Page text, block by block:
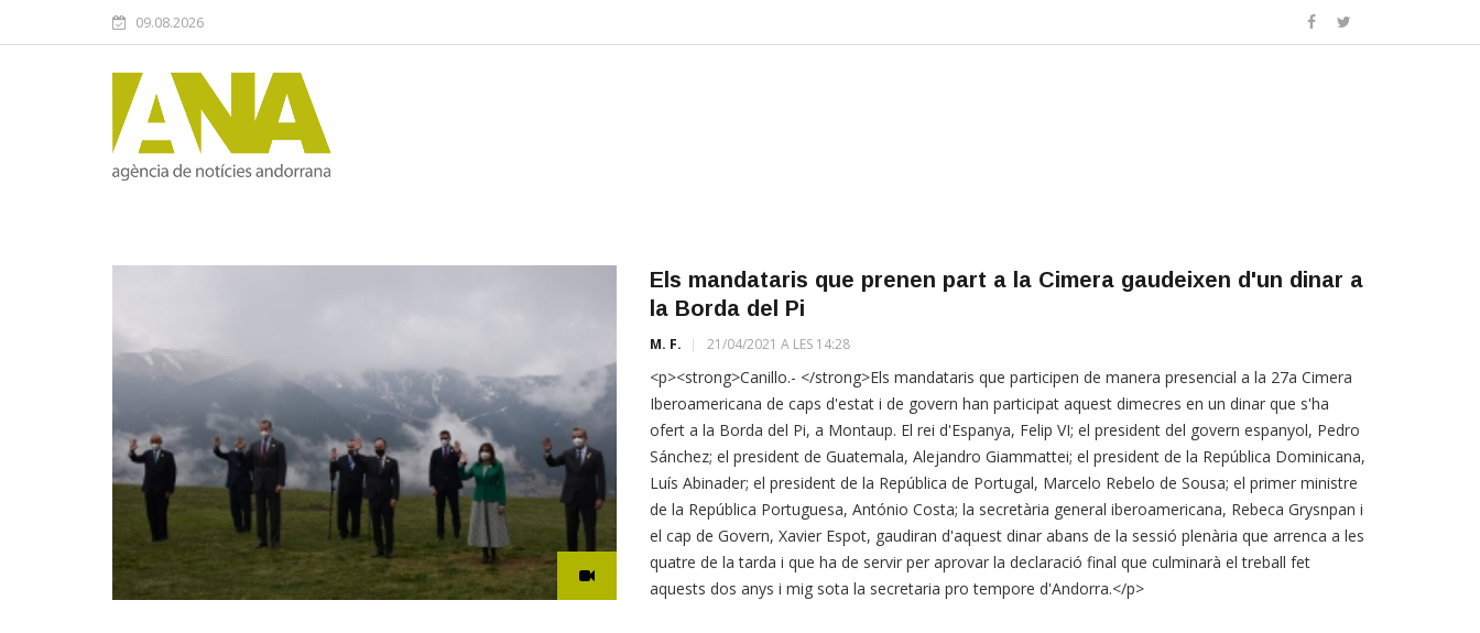
09.08.2026
Els mandataris que prenen part a la Cimera gaudeixen d'un dinar a
la Borda del Pi
M. F. 21/04/2021 A LES 14:28
<p><strong>Canillo.- </strong>Els mandataris que participen de manera presencial a la 27a Cimera
Iberoamericana de caps d'estat i de govern han participat aquest dimecres en un dinar que s'ha
ofert a la Borda del Pi, a Montaup. El rei d'Espanya, Felip VI; el president del govern espanyol, Pedro
Sánchez; el president de Guatemala, Alejandro Giammattei; el president de la República Dominicana,
Luís Abinader; el president de la República de Portugal, Marcelo Rebelo de Sousa; el primer ministre
de la República Portuguesa, António Costa; la secretària general iberoamericana, Rebeca Grysnpan i
el cap de Govern, Xavier Espot, gaudiran d'aquest dinar abans de la sessió plenària que arrenca a les
quatre de la tarda i que ha de servir per aprovar la declaració final que culminarà el treball fet
aquests dos anys i mig sota la secretaria pro tempore d'Andorra.</p>